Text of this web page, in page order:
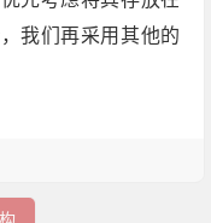
我们再采用其他的